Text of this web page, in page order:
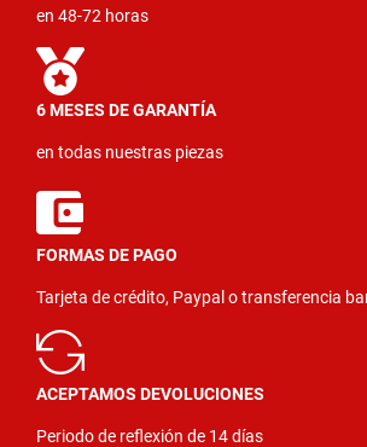
en 48-72 horas
6 MESES DE GARANTÍA
en todas nuestras piezas
FORMAS DE PAGO
Tarjeta de crédito, Paypal o transferencia
ACEPTAMOS DEVOLUCIONES
Periodo de reflexión de 14 días